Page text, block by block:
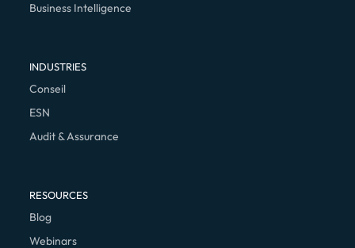
Business Intelligence
INDUSTRIES
Conseil
ESN
Audit & Assurance
RESOURCES
Blog
Webinars